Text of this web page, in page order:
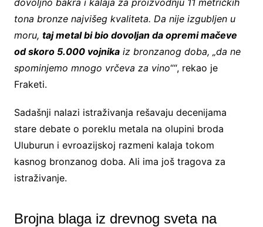
tona bronze najvišeg kvaliteta. Da nije izgubljen u
moru, taj metal bi bio dovoljan da opremi mačeve
od skoro 5.000 vojnikaiz bronzanog doba, „da ne
spominjemo mnogo vrčeva za vino““, rekao je
Fraketi.
Sadašnji nalazi istraživanja rešavaju decenijama
stare debate o poreklu metala na olupini broda
Uluburun i evroazijskoj razmeni kalaja tokom
kasnog bronzanog doba. Ali ima još tragova za
istraživanje.
Brojna blaga iz drevnog sveta na